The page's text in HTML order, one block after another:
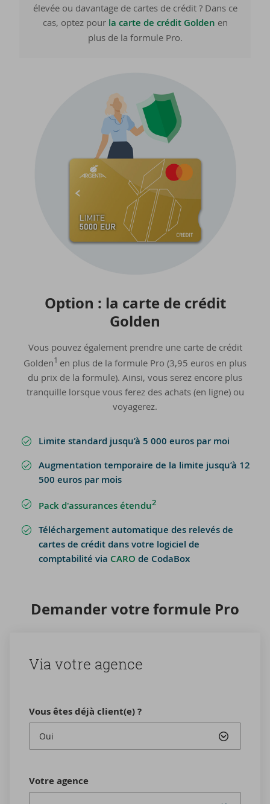
élevée ou davantage de cartes de crédit ? Dans ce
cas, optez pour la carte de crédit Golden en
plus de la formule Pro.
Op­tion : la carte de cré­dit
Gol­den
Vous pouvez également prendre une carte de crédit
Golden1 en plus de la formule Pro (3,95 euros en plus
du prix de la formule). Ainsi, vous serez encore plus
tranquille lorsque vous ferez des achats (en ligne) ou
voyagerez.
Limite standard jusqu’à 5 000 euros par moi
Augmentation temporaire de la limite jusqu’à 12
500 euros par mois
Pack d'assurances étendu2
Téléchargement automatique des relevés de
cartes de crédit dans votre logiciel de
comptabilité via CARO de CodaBox
De­man­der votre for­mule Pro
Via votre agence
Vous êtes déjà client(e) ?
Oui
Votre agence